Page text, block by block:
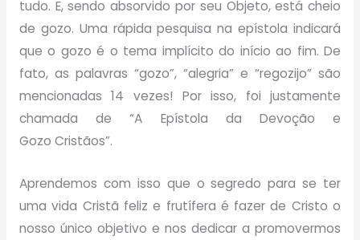
tudo. E, sendo absorvido por seu Objeto, está cheio
de gozo. Uma rápida pesquisa na epístola indicará
que o gozo é o tema implícito do início ao fim. De
fato, as palavras “gozo”,“alegria”e“regozijo” são
mencionadas14 vezes!Por isso, foi justamente
chamada de “A Epístola da Devoção e
Gozo Cristãos”.
Aprendemos com isso que o segredo para se ter
uma vida Cristã feliz e frutífera é fazer de Cristo o
nosso único objetivo e nos dedicar a promovermos